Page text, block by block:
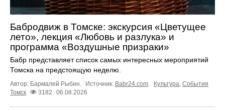
Бабродвиж в Томске: экскурсия «Цветущее
лето», лекция «Любовь и разлука» и
программа «Воздушные призраки»
Бабр представляет список самых интересных мероприятий
Томска на предстоящую неделю.
Автор: Бармалей Рыбин. Источник: Babr24.com Культура События
Томск
3182 06.08.2026